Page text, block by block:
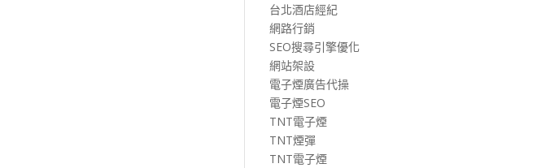
台北酒店經紀
網路行銷
SEO搜尋引擎優化
網站架設
電子煙廣告代操
電子煙SEO
TNT電子煙
TNT煙彈
TNT電子煙